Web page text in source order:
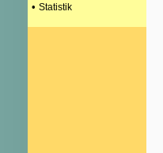
• Statistik